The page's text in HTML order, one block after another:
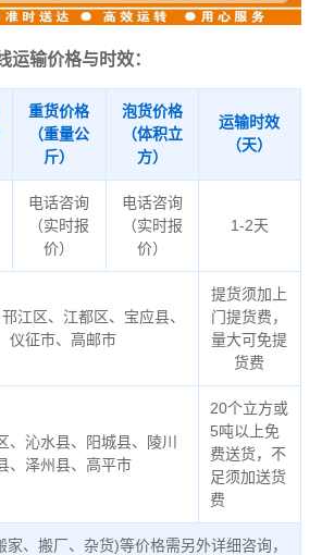
运输价格与时效：
重货价格
（重量公
斤）
泡货价格
（体积立
方）
运输时效
（天）
电话咨询
（实时报
价）
电话咨询
（实时报
价）
1-2天
江区、江都区、宝应县、
仪征市、高邮市
提货须加上
门提货费，
量大可免提
货费
、沁水县、阳城县、陵川
、泽州县、高平市
20个立方或
5吨以上免
费送货，不
足须加送货
费
家、搬厂、杂货)等价格需另外详细咨询，